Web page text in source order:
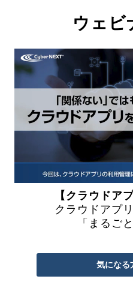
ウェビ
【クラウドア
クラウドアプ
「まるご
気になる